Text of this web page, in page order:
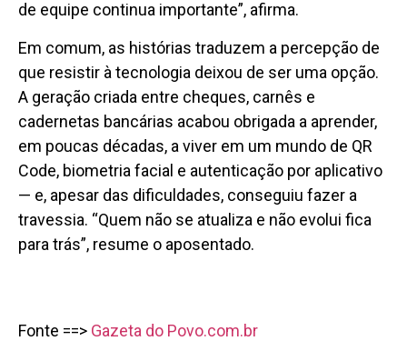
de equipe continua importante”, afirma.
Em comum, as histórias traduzem a percepção de
que resistir à tecnologia deixou de ser uma opção.
A geração criada entre cheques, carnês e
cadernetas bancárias acabou obrigada a aprender,
em poucas décadas, a viver em um mundo de QR
Code, biometria facial e autenticação por aplicativo
— e, apesar das dificuldades, conseguiu fazer a
travessia. “Quem não se atualiza e não evolui fica
para trás”, resume o aposentado.
Fonte ==> Gazeta do Povo.com.br